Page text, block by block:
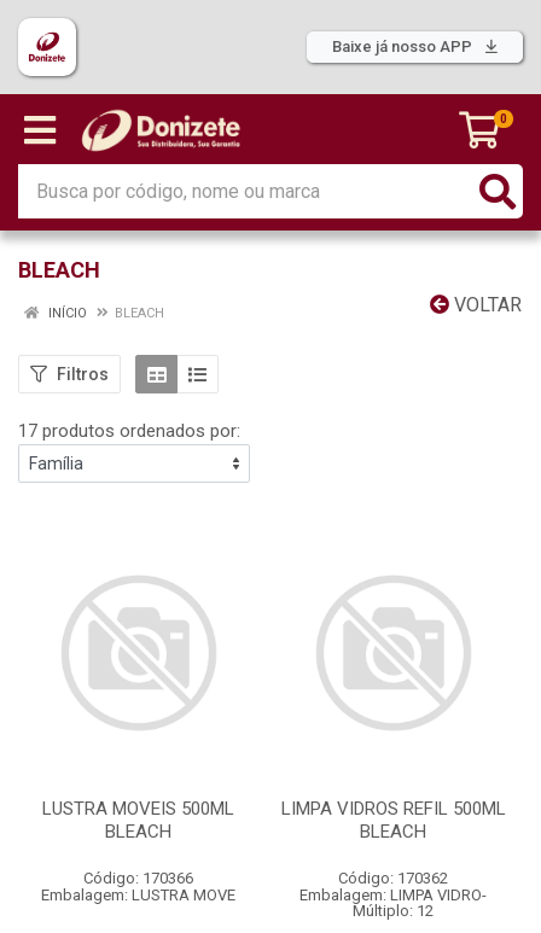
Baixe já nosso APP
0
BLEACH
VOLTAR
INÍCIO BLEACH
Filtros
17 produtos ordenados por:
LUSTRA MOVEIS 500ML
BLEACH
Código: 170366
Embalagem: LUSTRA MOVE
LIMPA VIDROS REFIL 500ML
BLEACH
Código: 170362
Embalagem: LIMPA VIDRO-
Múltiplo: 12